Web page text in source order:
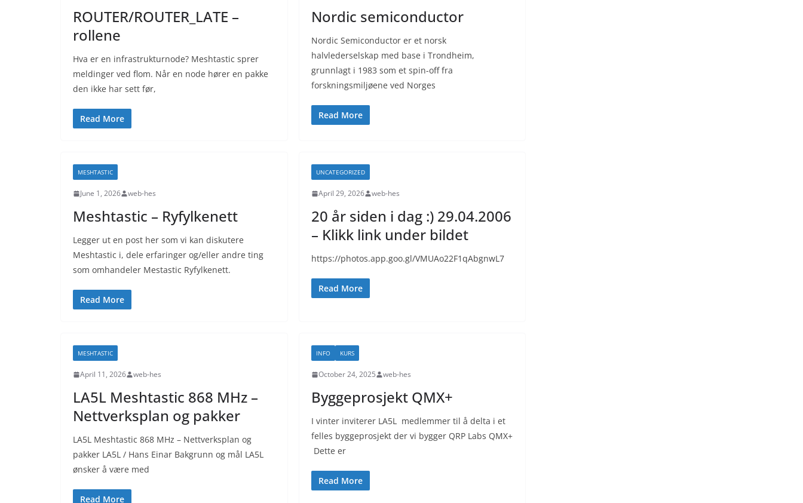
ROUTER/ROUTER_LATE –
rollene
Hva er en infrastrukturnode? Meshtastic sprer
meldinger ved flom. Når en node hører en pakke
den ikke har sett før,
Read More
Nordic semiconductor
Nordic Semiconductor er et norsk
halvlederselskap med base i Trondheim,
grunnlagt i 1983 som et spin-off fra
forskningsmiljøene ved Norges
Read More
MESHTASTIC
June 1, 2026 web-hes
Meshtastic – Ryfylkenett
Legger ut en post her som vi kan diskutere
Meshtastic i, dele erfaringer og/eller andre ting
som omhandeler Mestastic Ryfylkenett.
Read More
UNCATEGORIZED
April 29, 2026 web-hes
20 år siden i dag :) 29.04.2006
– Klikk link under bildet
https://photos.app.goo.gl/VMUAo22F1qAbgnwL7
Read More
MESHTASTIC
April 11, 2026 web-hes
LA5L Meshtastic 868 MHz –
Nettverksplan og pakker
LA5L Meshtastic 868 MHz – Nettverksplan og
pakker LA5L / Hans Einar Bakgrunn og mål LA5L
ønsker å være med
Read More
INFO KURS
October 24, 2025 web-hes
Byggeprosjekt QMX+
I vinter inviterer LA5L medlemmer til å delta i et
felles byggeprosjekt der vi bygger QRP Labs QMX+
Dette er
Read More